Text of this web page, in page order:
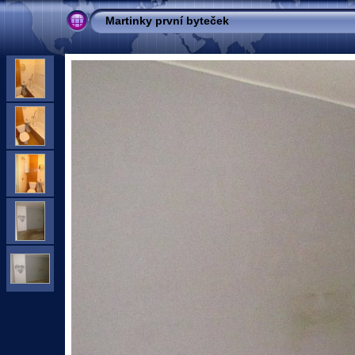
Martinky první byteček